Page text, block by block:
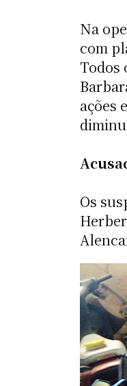
Na
com
Todos
ações
Os